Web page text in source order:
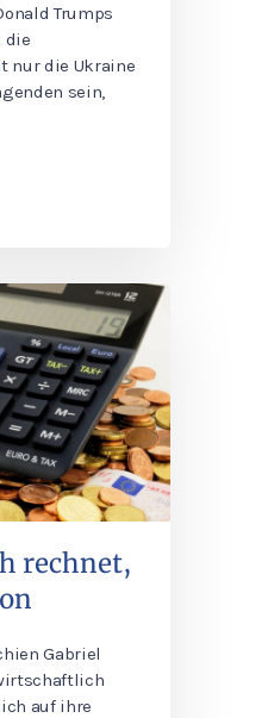
Trumps
die
nur die Ukraine
sein,
rechnet,
Gabriel
auf ihre